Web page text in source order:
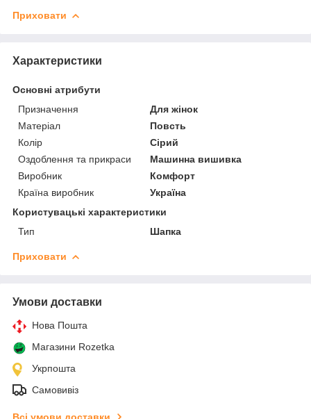
Приховати
Характеристики
Основні атрибути
Призначення
Для жінок
Матеріал
Повсть
Колір
Сірий
Оздоблення та прикраси
Машинна вишивка
Виробник
Комфорт
Країна виробник
Україна
Користувацькі характеристики
Тип
Шапка
Приховати
Умови доставки
Нова Пошта
Магазини Rozetka
Укрпошта
Самовивіз
Всі умови доставки